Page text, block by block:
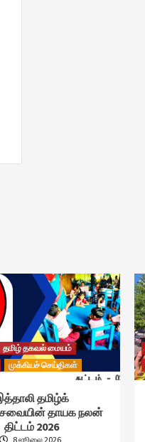
தமிழ் தகவல் மையம்
முக்கியச் செய்திகள்
தமிழ்க்
தாயக நலன்
திட்டம் 2026
8 ஜூலை 2026